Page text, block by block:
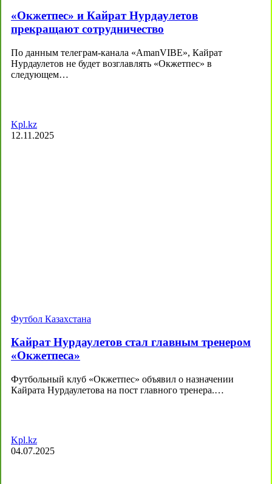
«Окжетпес» и Кайрат Нурдаулетов
прекращают сотрудничество
По данным телеграм-канала «AmanVIBE», Кайрат
Нурдаулетов не будет возглавлять «Окжетпес» в
следующем…
Kpl.kz
12.11.2025
Футбол Казахстана
Кайрат Нурдаулетов стал главным тренером
«Окжетпеса»
Футбольный клуб «Окжетпес» объявил о назначении
Кайрата Нурдаулетова на пост главного тренера.…
Kpl.kz
04.07.2025